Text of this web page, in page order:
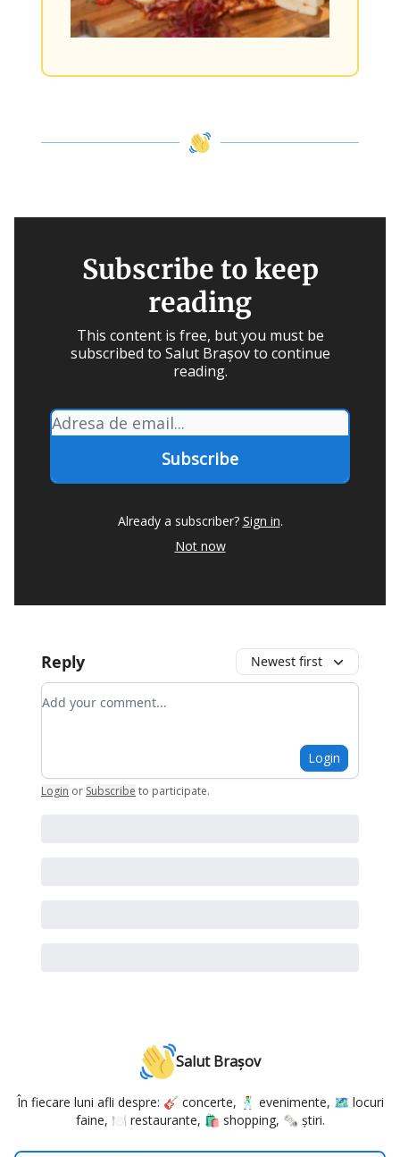
Subscribe to keep
reading
This content is free, but you must be
subscribed to Salut Brașov to continue
reading.
Already a subscriber? Sign in.
Not now
Reply Newest first
Add your comment
Login
Login or Subscribe to participate.
Salut Brașov
În fiecare luni afli despre: 🎸 concerte, 🕺 evenimente, 🗺️ locuri
faine, 🍽️ restaurante, 🛍️ shopping, 🗞️ știri.